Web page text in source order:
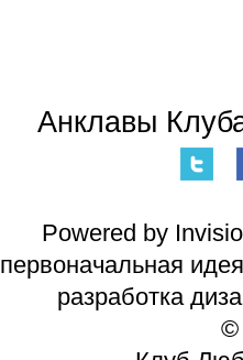
Анклавы
Powered by
первоначальная
разработка
©